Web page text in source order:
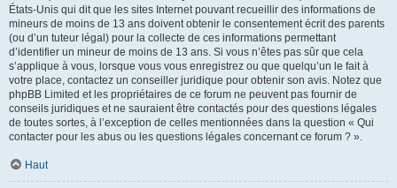
États-Unis qui dit que les sites Internet pouvant recueillir des informations de
mineurs de moins de 13 ans doivent obtenir le consentement écrit des parents
(ou d’un tuteur légal) pour la collecte de ces informations permettant
d’identifier un mineur de moins de 13 ans. Si vous n’êtes pas sûr que cela
s’applique à vous, lorsque vous vous enregistrez ou que quelqu’un le fait à
votre place, contactez un conseiller juridique pour obtenir son avis. Notez que
phpBB Limited et les propriétaires de ce forum ne peuvent pas fournir de
conseils juridiques et ne sauraient être contactés pour des questions légales
de toutes sortes, à l’exception de celles mentionnées dans la question « Qui
contacter pour les abus ou les questions légales concernant ce forum ? ».
Haut